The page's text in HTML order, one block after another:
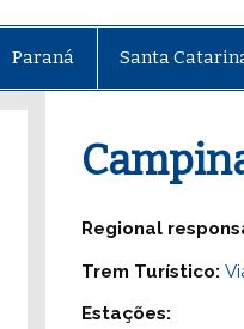
Paraná Santa
Regional
Trem Turístico:
Estações: